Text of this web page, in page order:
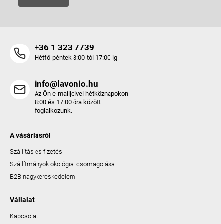
+36 1 323 7739
Hétfő-péntek 8:00-tól 17:00-ig
info@lavonio.hu
Az Ön e-mailjeivel hétköznapokon
8:00 és 17:00 óra között
foglalkozunk.
A vásárlásról
Szállítás és fizetés
Szállítmányok ökológiai csomagolása
B2B nagykereskedelem
Vállalat
Kapcsolat